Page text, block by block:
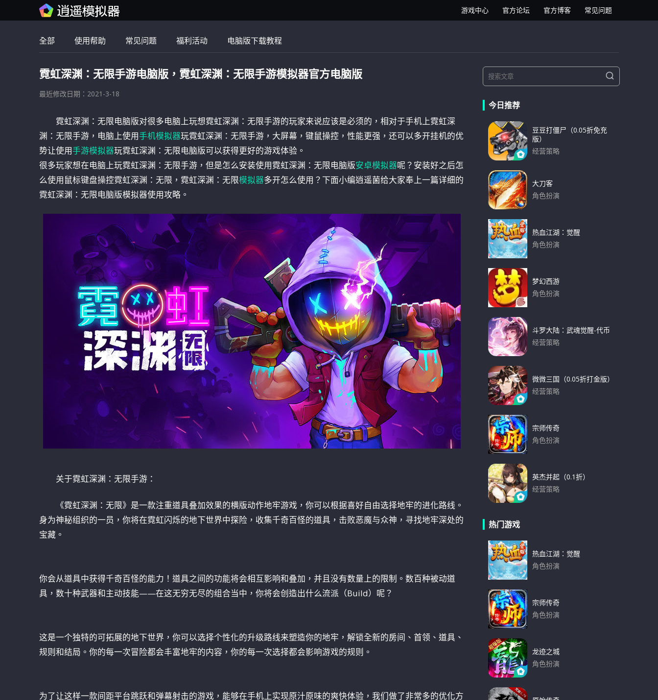
逍遥安卓模拟器 常见问题
官方博客
官方论坛
游戏中心
全部 使用帮助 常见问题 福利活动 电脑版下载教程
霓虹深渊：无限手游电脑版，霓虹深渊：无限手游模拟器官方电脑版
最近修改日期：2021-3-18
霓虹深渊：无限电脑版对很多电脑上玩想霓虹深渊：无限手游的玩家来说应该是必须的，相对于手机上霓虹深
渊：无限手游，电脑上使用手机模拟器玩霓虹深渊：无限手游，大屏幕，键鼠操控，性能更强，还可以多开挂机的优
势让使用手游模拟器玩霓虹深渊：无限电脑版可以获得更好的游戏体验。
很多玩家想在电脑上玩霓虹深渊：无限手游，但是怎么安装使用霓虹深渊：无限电脑版安卓模拟器呢？安装好之后怎
么使用鼠标键盘操控霓虹深渊：无限，霓虹深渊：无限模拟器多开怎么使用？下面小编逍遥菌给大家奉上一篇详细的
霓虹深渊：无限电脑版模拟器使用攻略。
关于霓虹深渊：无限手游：
《霓虹深渊：无限》是一款注重道具叠加效果的横版动作地牢游戏，你可以根据喜好自由选择地牢的进化路线。
身为神秘组织的一员，你将在霓虹闪烁的地下世界中探险，收集千奇百怪的道具，击败恶魔与众神，寻找地牢深处的
宝藏。
你会从道具中获得千奇百怪的能力！道具之间的功能将会相互影响和叠加，并且没有数量上的限制。数百种被动道
具，数十种武器和主动技能——在这无穷无尽的组合当中，你将会创造出什么流派（Build）呢？
这是一个独特的可拓展的地下世界，你可以选择个性化的升级路线来塑造你的地牢，解锁全新的房间、首领、道具、
规则和结局。你的每一次冒险都会丰富地牢的内容，你的每一次选择都会影响游戏的规则。
为了让这样一款间距平台跳跃和弹幕射击的游戏，能够在手机上实现原汁原味的爽快体验，我们做了非常多的优化方
e
S
e
今日推荐
豆豆打僵尸（0.05折免充
版）
经营策略
大刀客
角色扮演
热血江湖：觉醒
角色扮演
梦幻西游
角色扮演
斗罗大陆：武魂觉醒-代币
经营策略
微微三国（0.05折打金版）
经营策略
宗师传奇
角色扮演
英杰并起（0.1折）
经营策略
热门游戏
热血江湖：觉醒
角色扮演
宗师传奇
角色扮演
龙迹之城
角色扮演